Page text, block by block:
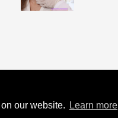
our website. Learn more